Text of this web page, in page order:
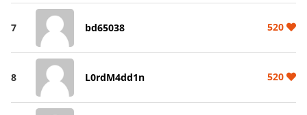
7 bd65038 520
8 L0rdM4dd1n 520